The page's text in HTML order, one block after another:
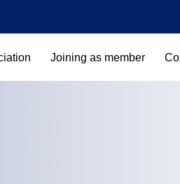
Joining as member